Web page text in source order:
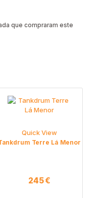
que compraram este
Quick View
Terre Lá Menor
245€